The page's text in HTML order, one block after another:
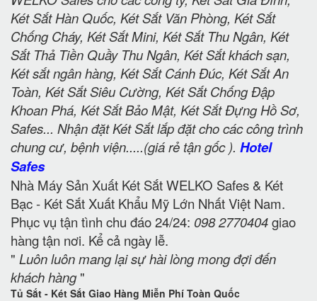
Két Sắt Hàn Quốc, Két Sắt Văn Phòng, Két Sắt
Chống Cháy, Két Sắt Mini, Két Sắt Thu Ngân, Két
Sắt Thả Tiền Quầy Thu Ngân, Két Sắt khách sạn,
Két sắt ngân hàng, Két Sắt Cánh Đúc, Két Sắt An
Toàn, Két Sắt Siêu Cường, Két Sắt Chống Đập
Khoan Phá, Két Sắt Bảo Mật, Két Sắt Đựng Hồ Sơ,
Safes... Nhận đặt Két Sắt lắp đặt cho các công trình
chung cư, bệnh viện.....(giá rẻ tận gốc ). Hotel
Safes
Nhà Máy Sản Xuất Két Sắt WELKO Safes & Két
Bạc - Két Sắt Xuất Khẩu Mỹ Lớn Nhất Việt Nam.
Phục vụ tận tình chu đáo 24/24: 098 2770404giao
hàng tận nơi. Kể cả ngày lễ.
" Luôn luôn mang lại sự hài lòng mong đợi đến
khách hàng"
Tủ Sắt - Két Sắt Giao Hàng Miễn Phí Toàn Quốc